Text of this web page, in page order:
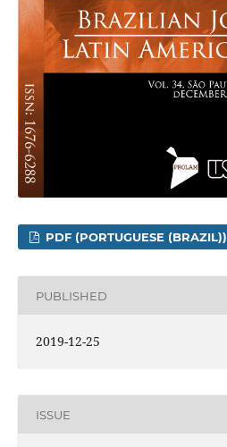
PDF (PORTUGUESE (BRAZIL))
PUBLISHED
2019-12-25
ISSUE